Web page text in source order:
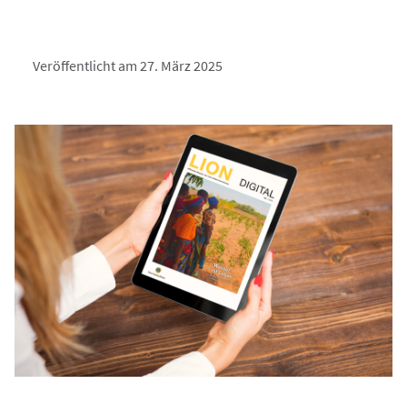
Veröffentlicht am 27. März 2025